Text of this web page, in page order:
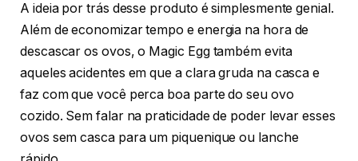
A ideia por trás desse produto é simplesmente genial.
Além de economizar tempo e energia na hora de
descascar os ovos, o Magic Egg também evita
aqueles acidentes em que a clara gruda na casca e
faz com que você perca boa parte do seu ovo
cozido. Sem falar na praticidade de poder levar esses
ovos sem casca para um piquenique ou lanche